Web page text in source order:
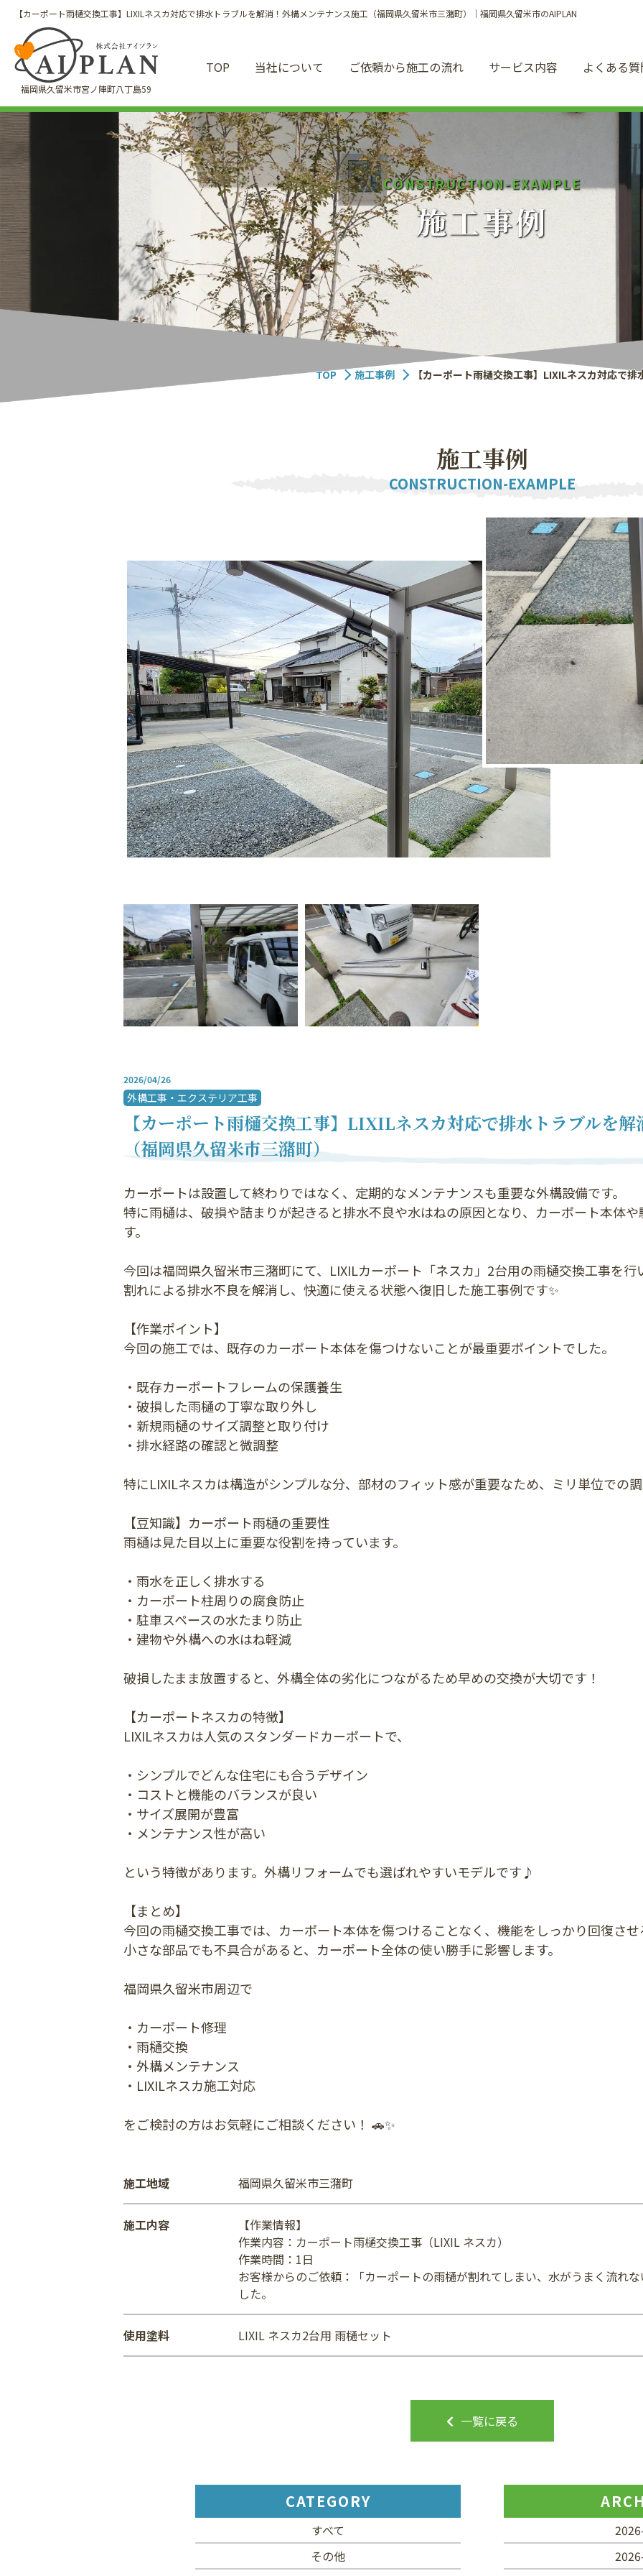
【カーポート雨樋交換工事】LIXILネスカ対応で排水トラブルを解消！外構メンテナンス施工（福岡県久留米市三潴町）｜福岡県久留米市のAIPLAN
福岡県久留米市宮ノ陣町八丁島59
TOP 当社について ご依頼から施工の流れ サービス内容 よくある質
CONSTRUCTION-EXAMPLE
施工事例
TOP 施工事例 【カーポート雨樋交換工事】LIXILネスカ対応で
施工事例
CONSTRUCTION-EXAMPLE
2026/04/26
外構工事・エクステリア工事
【カーポート雨樋交換工事】LIXILネスカ対応で排水トラブルを
（福岡県久留米市三潴町）
カーポートは設置して終わりではなく、定期的なメンテナンスも重要な外構設備です。
特に雨樋は、破損や詰まりが起きると排水不良や水はねの原因となり、カーポート本体
す。
今回は福岡県久留米市三潴町にて、LIXILカーポート「ネスカ」2台用の雨樋交換工事を行
割れによる排水不良を解消し、快適に使える状態へ復旧した施工事例です✨
【作業ポイント】
今回の施工では、既存のカーポート本体を傷つけないことが最重要ポイントでした。
・既存カーポートフレームの保護養生
・破損した雨樋の丁寧な取り外し
・新規雨樋のサイズ調整と取り付け
・排水経路の確認と微調整
特にLIXILネスカは構造がシンプルな分、部材のフィット感が重要なため、ミリ単位での
【豆知識】カーポート雨樋の重要性
雨樋は見た目以上に重要な役割を持っています。
・雨水を正しく排水する
・カーポート柱周りの腐食防止
・駐車スペースの水たまり防止
・建物や外構への水はね軽減
破損したまま放置すると、外構全体の劣化につながるため早めの交換が大切です！
【カーポートネスカの特徴】
LIXILネスカは人気のスタンダードカーポートで、
・シンプルでどんな住宅にも合うデザイン
・コストと機能のバランスが良い
・サイズ展開が豊富
・メンテナンス性が高い
という特徴があります。外構リフォームでも選ばれやすいモデルです♪
【まとめ】
今回の雨樋交換工事では、カーポート本体を傷つけることなく、機能をしっかり回復させ
小さな部品でも不具合があると、カーポート全体の使い勝手に影響します。
福岡県久留米市周辺で
・カーポート修理
・雨樋交換
・外構メンテナンス
・LIXILネスカ施工対応
をご検討の方はお気軽にご相談ください！ 🚗✨
施工地域 福岡県久留米市三潴町
施工内容
【作業情報】
作業内容：カーポート雨樋交換工事（LIXIL ネスカ）
作業時間：1日
お客様からのご依頼：「カーポートの雨樋が割れてしまい、水がうまく流れ
した。
使用塗料 LIXIL ネスカ2台用 雨樋セット
一覧に戻る
CATEGORY
すべて
その他